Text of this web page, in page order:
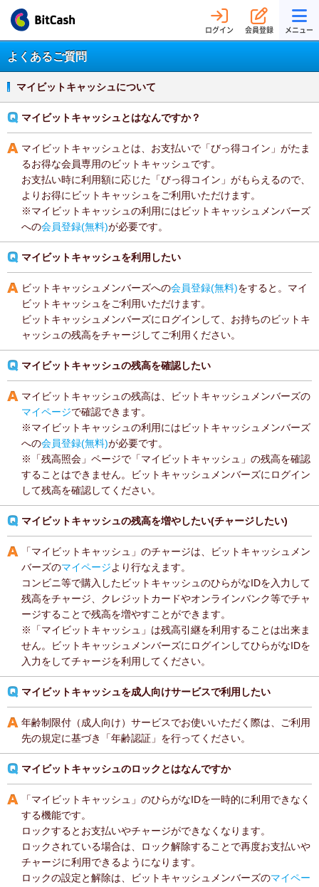
ログイン 会員登録 メニュー
よくあるご質問
マイビットキャッシュについて
マイビットキャッシュとはなんですか？
マイビットキャッシュとは、お支払いで「びっ得コイン」がたま
るお得な会員専用のビットキャッシュです。
お支払い時に利用額に応じた「びっ得コイン」がもらえるので、
よりお得にビットキャッシュをご利用いただけます。
※マイビットキャッシュの利用にはビットキャッシュメンバーズ
への会員登録(無料)が必要です。
マイビットキャッシュを利用したい
ビットキャッシュメンバーズへの会員登録(無料)をすると。マイ
ビットキャッシュをご利用いただけます。
ビットキャッシュメンバーズにログインして、お持ちのビットキ
ャッシュの残高をチャージしてご利用ください。
マイビットキャッシュの残高を確認したい
マイビットキャッシュの残高は、ビットキャッシュメンバーズの
マイページで確認できます。
※マイビットキャッシュの利用にはビットキャッシュメンバーズ
への会員登録(無料)が必要です。
※「残高照会」ページで「マイビットキャッシュ」の残高を確認
することはできません。ビットキャッシュメンバーズにログイン
して残高を確認してください。
マイビットキャッシュの残高を増やしたい(チャージしたい)
「マイビットキャッシュ」のチャージは、ビットキャッシュメン
バーズのマイページより行なえます。
コンビニ等で購入したビットキャッシュのひらがなIDを入力して
残高をチャージ、クレジットカードやオンラインバンク等でチャ
ージすることで残高を増やすことができます。
※「マイビットキャッシュ」は残高引継を利用することは出来ま
せん。ビットキャッシュメンバーズにログインしてひらがなIDを
入力をしてチャージを利用してください。
マイビットキャッシュを成人向けサービスで利用したい
年齢制限付（成人向け）サービスでお使いいただく際は、ご利用
先の規定に基づき「年齢認証」を行ってください。
マイビットキャッシュのロックとはなんですか
「マイビットキャッシュ」のひらがなIDを一時的に利用できなく
する機能です。
ロックするとお支払いやチャージができなくなります。
ロックされている場合は、ロック解除することで再度お支払いや
チャージに利用できるようになります。
ロックの設定と解除は、ビットキャッシュメンバーズのマイペー